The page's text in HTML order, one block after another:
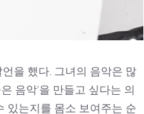
을 했다. 그녀의 음악은 많
음악’을 만들고 싶다는 의
있는지를 몸소 보여주는 순